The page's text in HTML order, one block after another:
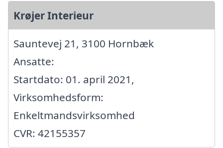
Krøjer Interieur
Sauntevej 21, 3100 Hornbæk
Ansatte:
Startdato: 01. april 2021,
Virksomhedsform:
Enkeltmandsvirksomhed
CVR: 42155357